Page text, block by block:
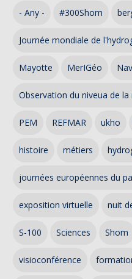
- Any - #300Shom
Journée mondiale de
Mayotte MerIGéo
Observation du niveua de la
PEM REFMAR ukho
histoire métiers
journées européennes du
exposition virtuelle nuit
S-100 Sciences Shom
visioconférence